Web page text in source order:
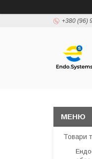
+380 (96)
Товари